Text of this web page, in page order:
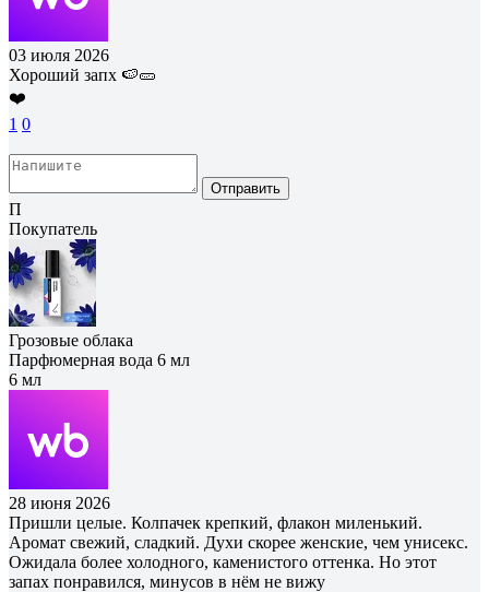
03 июля 2026
Хороший запх 🍉🥒
❤️
1 0
Отправить
П
Покупатель
Грозовые облака
Парфюмерная вода 6 мл
6 мл
28 июня 2026
Пришли целые. Колпачек крепкий, флакон миленький.
Аромат свежий, сладкий. Духи скорее женские, чем унисекс.
Ожидала более холодного, каменистого оттенка. Но этот
запах понравился, минусов в нём не вижу